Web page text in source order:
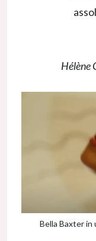
Hélène
Bella Baxter in